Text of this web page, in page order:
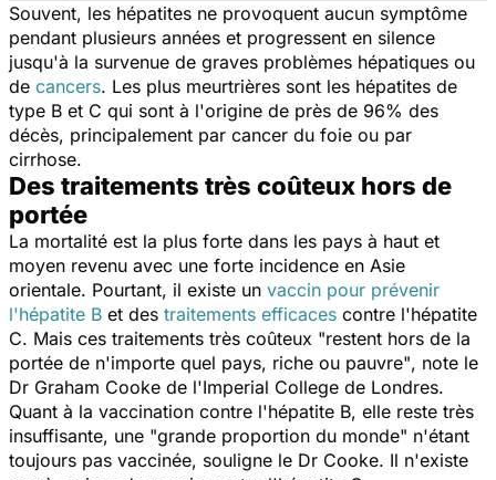
Souvent, les hépatites ne provoquent aucun symptôme
pendant plusieurs années et progressent en silence
jusqu'à la survenue de graves problèmes hépatiques ou
de cancers. Les plus meurtrières sont les hépatites de
type B et C qui sont à l'origine de près de 96% des
décès, principalement par cancer du foie ou par
cirrhose.
Des traitements très coûteux hors de
portée
La mortalité est la plus forte dans les pays à haut et
moyen revenu avec une forte incidence en Asie
orientale. Pourtant, il existe un vaccin pour prévenir
l'hépatite B et des traitements efficaces contre l'hépatite
C. Mais ces traitements très coûteux "restent hors de la
portée de n'importe quel pays, riche ou pauvre", note le
Dr Graham Cooke de l'Imperial College de Londres.
Quant à la vaccination contre l'hépatite B, elle reste très
insuffisante, une "grande proportion du monde" n'étant
toujours pas vaccinée, souligne le Dr Cooke. Il n'existe